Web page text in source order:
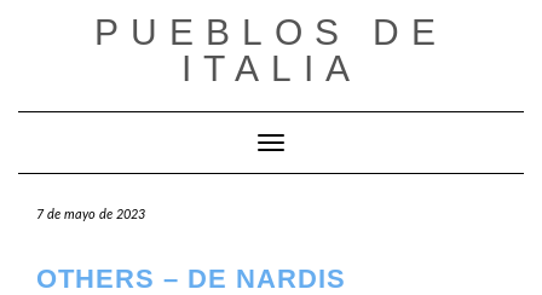
PUEBLOS DE
ITALIA
Cambiar modo de navegación
7 de mayo de 2023
OTHERS – DE NARDIS